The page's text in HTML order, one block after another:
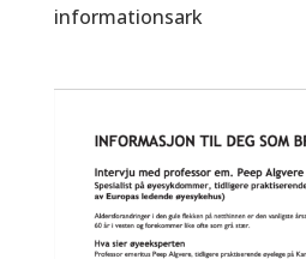
informationsark